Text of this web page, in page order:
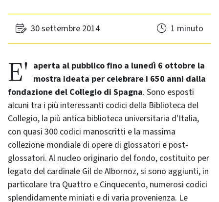
30 settembre 2014 1 minuto
E' aperta al pubblico fino a lunedì 6 ottobre la
mostra ideata per celebrare i 650 anni dalla
fondazione del Collegio di Spagna. Sono esposti
alcuni tra i più interessanti codici della Biblioteca del
Collegio, la più antica biblioteca universitaria d'Italia,
con quasi 300 codici manoscritti e la massima
collezione mondiale di opere di glossatori e post-
glossatori. Al nucleo originario del fondo, costituito per
legato del cardinale Gil de Albornoz, si sono aggiunti, in
particolare tra Quattro e Cinquecento, numerosi codici
splendidamente miniati e di varia provenienza. Le